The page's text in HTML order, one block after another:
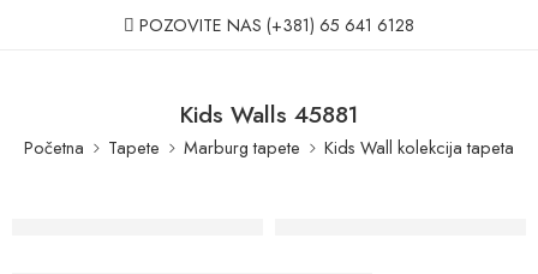
POZOVITE NAS (+381) 65 641 6128
Kids Walls 45881
Početna Tapete Marburg tapete Kids Wall kolekcija tapeta